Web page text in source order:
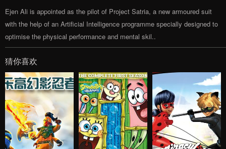
Ejen Ali is appointed as the pilot of Project Satria, a new armoured suit
with the help of an Artificial Intelligence programme specially designed to
optimise the physical performance and mental skil..
猜你喜欢